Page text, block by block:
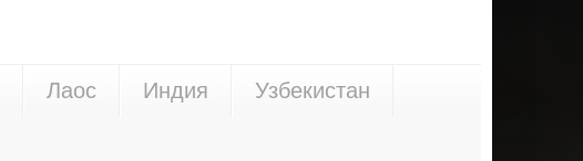
Лаос Индия Узбекистан